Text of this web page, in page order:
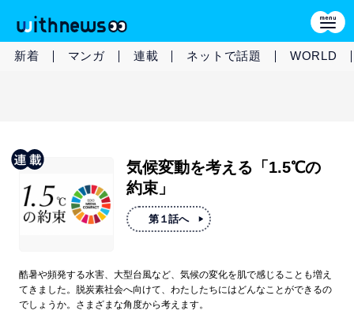
新着 マンガ 連載 ネットで話題 WORLD
気候変動を考える「1.5℃の
約束」
第１話へ
酷暑や頻発する水害、大型台風など、気候の変化を肌で感じることも増え
てきました。脱炭素社会へ向けて、わたしたちにはどんなことができるの
でしょうか。さまざまな角度から考えます。